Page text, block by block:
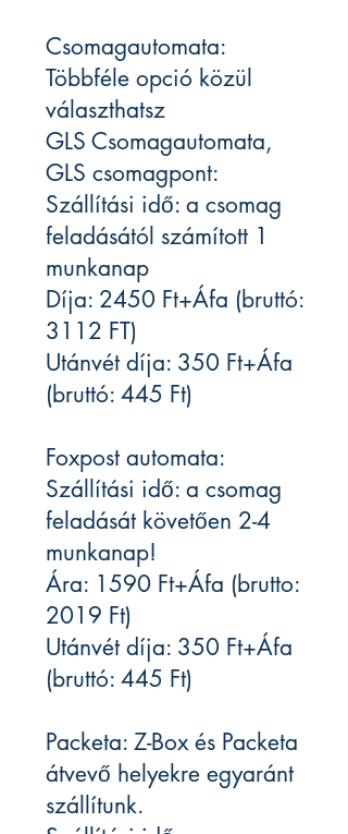
Csomagautomata:
Többféle opció közül
választhatsz
GLS Csomagautomata,
GLS csomagpont:
Szállítási idő: a csomag
feladásától számított 1
munkanap
Díja: 2450 Ft+Áfa (bruttó:
3112 FT)
Utánvét díja: 350 Ft+Áfa
(bruttó: 445 Ft)
Foxpost automata:
Szállítási idő: a csomag
feladását követően 2-4
munkanap!
Ára: 1590 Ft+Áfa (brutto:
2019 Ft)
Utánvét díja: 350 Ft+Áfa
(bruttó: 445 Ft)
Packeta: Z-Box és Packeta
átvevő helyekre egyaránt
szállítunk.